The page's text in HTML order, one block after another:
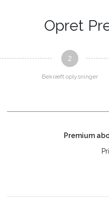
Opret
2
Bekræft oplysninger
Premium